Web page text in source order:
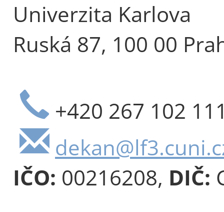
Univerzita Karlova
Ruská 87, 100 00
+420 267 102
IČO: 00216208, DIČ: